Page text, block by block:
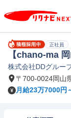
正社員
【chano-ma
株式会社DDグルー
〒700-0024岡山
月給23万7000円